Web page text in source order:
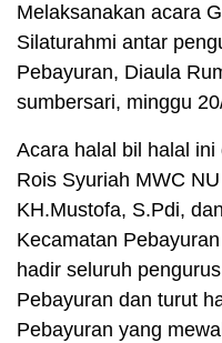
Melaksanakan acara
Silaturahmi antar
Pebayuran, Diaula
sumbersari, minggu
Acara halal bil halal
Rois Syuriah MWC
KH.Mustofa, S.Pdi,
Kecamatan
hadir seluruh
Pebayuran dan turut
Pebayuran yang